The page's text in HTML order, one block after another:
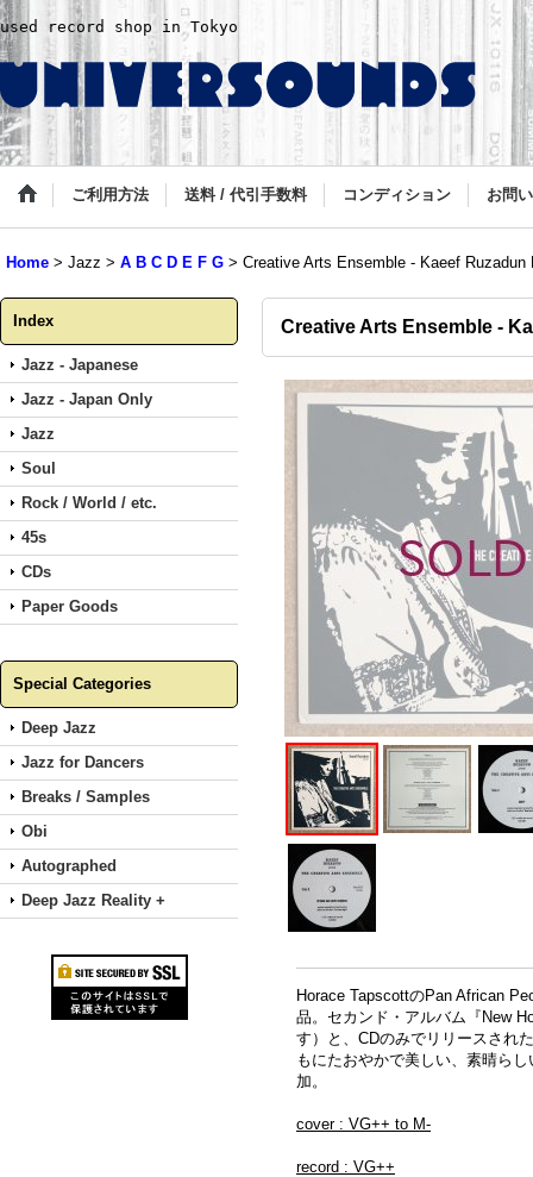
used record shop in Tokyo
ご利用方法 送料 / 代引手数料 コンディション お問
Home > Jazz > A B C D E F G > Creative Arts Ensemble - Kaeef
Index
Jazz - Japanese
Jazz - Japan Only
Jazz
Soul
Rock / World / etc.
45s
CDs
Paper Goods
Special Categories
Deep Jazz
Jazz for Dancers
Breaks / Samples
Obi
Autographed
Deep Jazz Reality +
Creative Arts Ensemble -
Horace TapscottのPan African
品。セカンド・アルバム『New
す）と、CDのみでリリースされ
もにたおやかで美しい、素晴ら
加。
cover : VG++ to M-
record : VG++